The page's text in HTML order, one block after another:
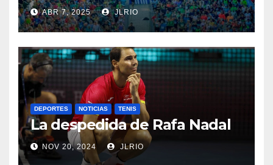
ABR 7, 2025 JLRIO
DEPORTES NOTICIAS TENIS
La despedida de Rafa Nadal
NOV 20, 2024 JLRIO